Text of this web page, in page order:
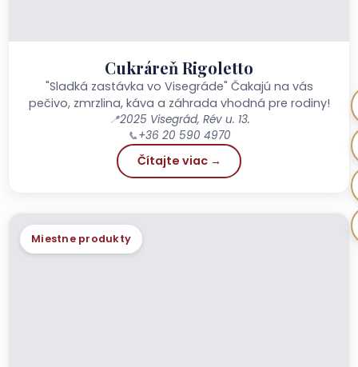
Cukráreň Rigoletto
"Sladká zastávka vo Visegráde" Čakajú na vás
pečivo, zmrzlina, káva a záhrada vhodná pre rodiny!
📍2025 Visegrád, Rév u. 13.
📞+36 20 590 4970
Čítajte viac →
Miestne produkty